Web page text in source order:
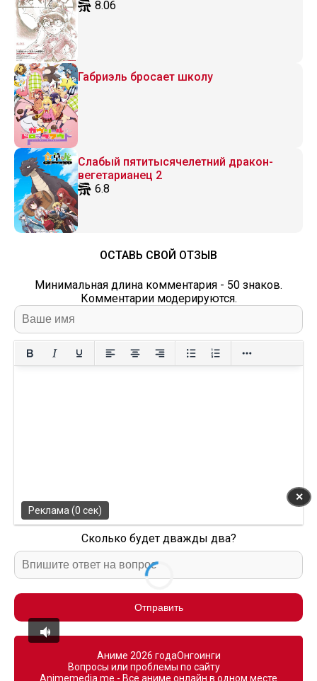
8.06
Габриэль бросает школу
Слабый пятитысячелетний дракон-
вегетарианец 2
6.8
ОСТАВЬ СВОЙ ОТЗЫВ
Минимальная длина комментария - 50 знаков.
Комментарии модерируются.
Сколько будет дважды два?
Отправить
Аниме 2026 годаОнгоинги
Вопросы или проблемы по сайту
Animemedia.me - Все аниме онлайн в одном месте
✕
Реклама (0 сек)